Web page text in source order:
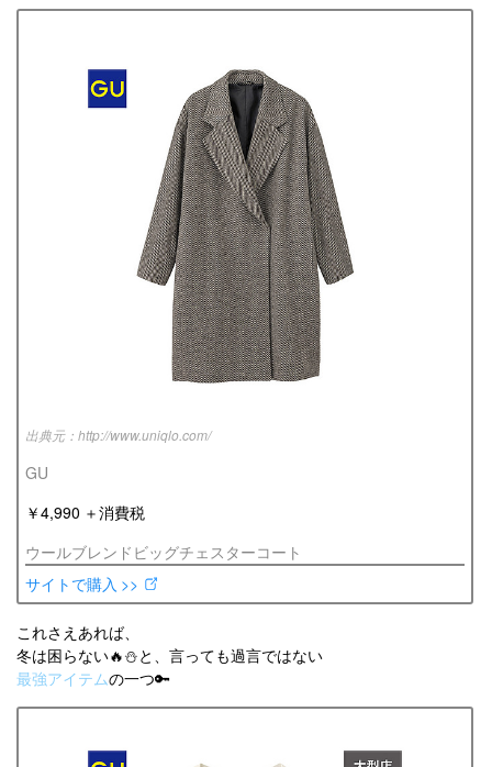
http://www.uniqlo.com/
GU
￥4,990 ＋消費税
ウールブレンドビッグチェスターコート
サイトで購入 >>
これさえあれば、
冬は困らない🔥⛄️と、言っても過言ではない
最強アイテムの一つ🔑